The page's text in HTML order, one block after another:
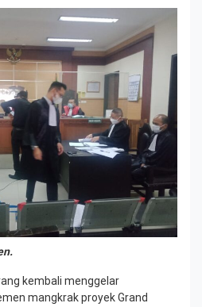
kembali menggelar
mangkrak proyek Grand